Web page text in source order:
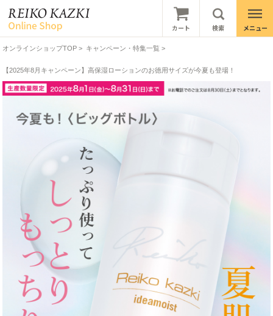
オンラインショップTOP > キャンペーン・特集一覧>
【2025年8月キャンペーン】高保湿ローションのお徳用サイズが今夏も登場！